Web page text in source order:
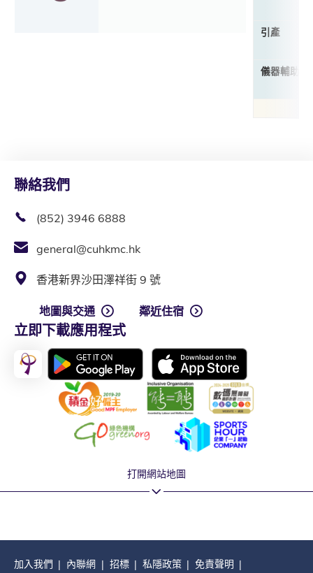
引產
儀器輔助分
聯絡我們
(852) 3946 6888
general@cuhkmc.hk
香港新界沙田澤祥街 9 號
地圖與交通 鄰近住宿
立即下載應用程式
打開網站地圖
加入我們 內聯網 招標 私隱政策
免責聲明